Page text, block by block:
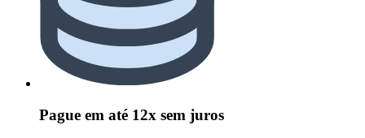
Pague em até 12x sem juros